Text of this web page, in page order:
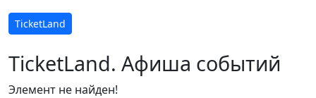
TicketLand
TicketLand. Афиша событий
Элемент не найден!